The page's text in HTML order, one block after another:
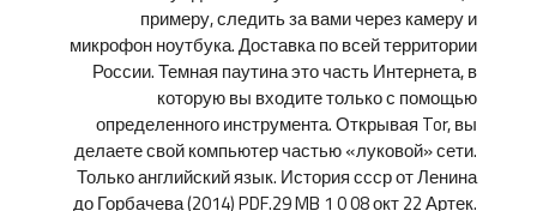
примеру, следить за вами через камеру и
микрофон ноутбука. Доставка по всей территории
России. Темная паутина это часть Интернета, в
которую вы входите только с помощью
определенного инструмента. Открывая Tor, вы
делаете свой компьютер частью «луковой» сети.
Только английский язык. История ссср от Ленина
до Горбачева (2014) PDF.29 MB 1 0 08 окт 22 Артек.